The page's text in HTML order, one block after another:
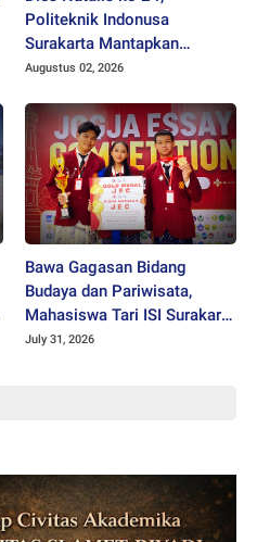
Politeknik Indonusa
Surakarta Mantapkan
Langkah Bertransformasi
Augustus 02, 2026
Bawa Gagasan Bidang
Budaya dan Pariwisata,
Mahasiswa Tari ISI Surakarta
Raih Medali Emas JEC 2026
July 31, 2026